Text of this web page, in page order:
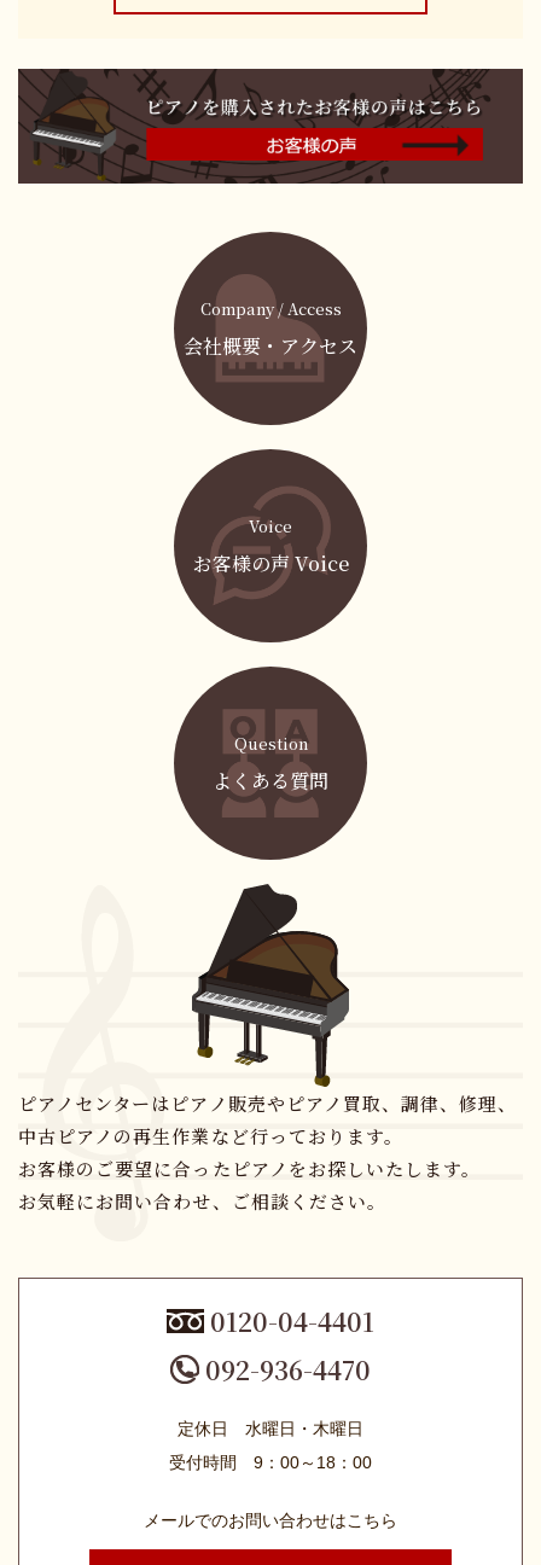
Company / Access
会社概要・アクセス
Voice
お客様の声 Voice
Question
よくある質問
ピアノセンターはピアノ販売やピアノ買取、調律、修理、
中古ピアノの再生作業など行っております。
お客様のご要望に合ったピアノをお探しいたします。
お気軽にお問い合わせ、ご相談ください。
0120-04-4401
092-936-4470
定休日 水曜日・木曜日
受付時間 9：00～18：00
メールでのお問い合わせはこちら